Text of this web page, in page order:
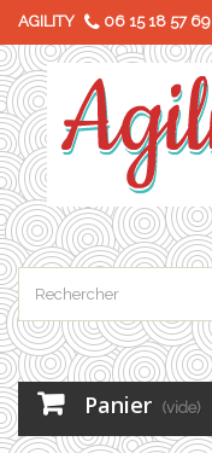
AGILITY 06 15 18 57 69
Panier (vide)